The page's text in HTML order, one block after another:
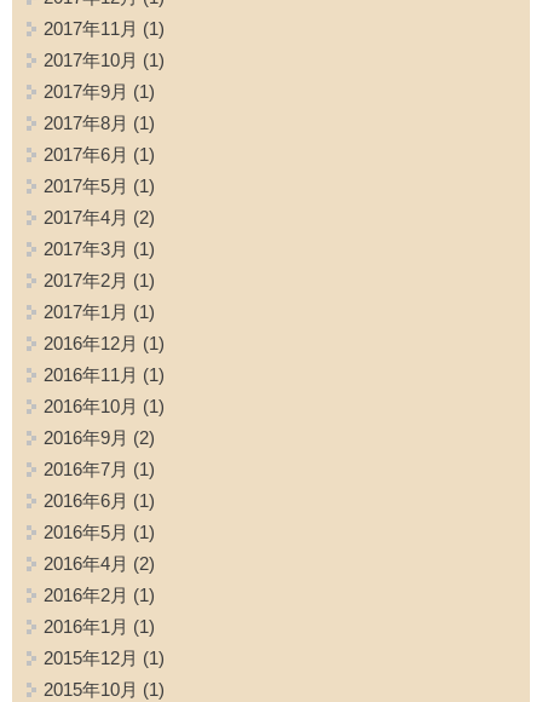
2017年11月 (1)
2017年10月 (1)
2017年9月 (1)
2017年8月 (1)
2017年6月 (1)
2017年5月 (1)
2017年4月 (2)
2017年3月 (1)
2017年2月 (1)
2017年1月 (1)
2016年12月 (1)
2016年11月 (1)
2016年10月 (1)
2016年9月 (2)
2016年7月 (1)
2016年6月 (1)
2016年5月 (1)
2016年4月 (2)
2016年2月 (1)
2016年1月 (1)
2015年12月 (1)
2015年10月 (1)